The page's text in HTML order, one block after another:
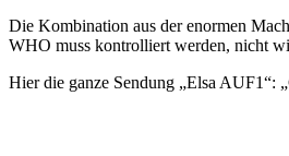
Die Kombination aus der enormen
WHO muss kontrolliert werden, nicht
Hier die ganze Sendung „Elsa AUF1“: